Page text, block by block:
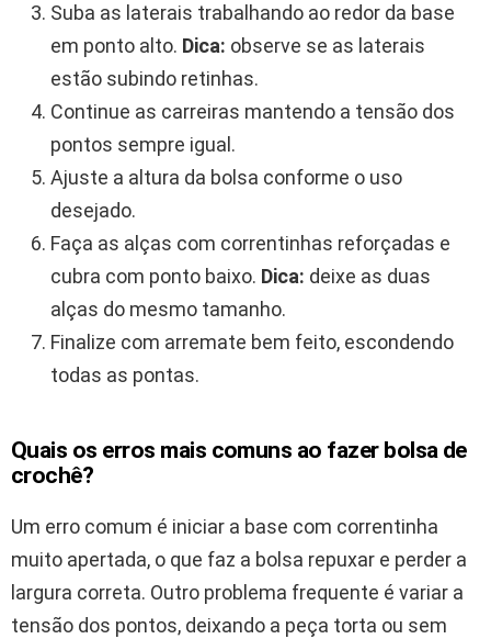
Suba as laterais trabalhando ao redor da base
em ponto alto. Dica: observe se as laterais
estão subindo retinhas.
Continue as carreiras mantendo a tensão dos
pontos sempre igual.
Ajuste a altura da bolsa conforme o uso
desejado.
Faça as alças com correntinhas reforçadas e
cubra com ponto baixo. Dica: deixe as duas
alças do mesmo tamanho.
Finalize com arremate bem feito, escondendo
todas as pontas.
Quais os erros mais comuns ao fazer bolsa de
crochê?
Um erro comum é iniciar a base com correntinha
muito apertada, o que faz a bolsa repuxar e perder a
largura correta. Outro problema frequente é variar a
tensão dos pontos, deixando a peça torta ou sem